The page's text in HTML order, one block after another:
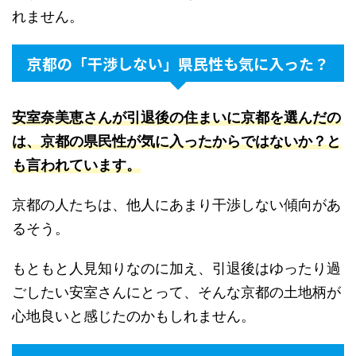
れません。
京都の「干渉しない」県民性も気に入った？
安室奈美恵さんが引退後の住まいに京都を選んだの
は、京都の県民性が気に入ったからではないか？と
も言われています。
京都の人たちは、他人にあまり干渉しない傾向があ
るそう。
もともと人見知りなのに加え、引退後はゆったり過
ごしたい安室さんにとって、そんな京都の土地柄が
心地良いと感じたのかもしれません。